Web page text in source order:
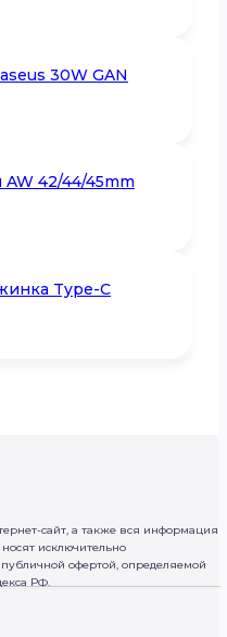
30W GAN
42/44/45mm
Type-C
сайт, а также вся информация
исключительно
офертой, определяемой
РФ.